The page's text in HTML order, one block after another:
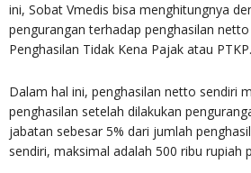
ini, Sobat Vmedis bisa menghitungnya
pengurangan terhadap penghasilan
Penghasilan Tidak Kena Pajak atau PTKP.
Dalam hal ini, penghasilan netto sendiri
penghasilan setelah dilakukan
jabatan sebesar 5% dari jumlah
sendiri, maksimal adalah 500 ribu rupiah